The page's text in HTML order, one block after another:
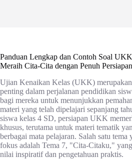
Panduan Lengkap dan Contoh Soal
Meraih Cita-Cita dengan Penuh Persiapan
Ujian Kenaikan Kelas (UKK) merupakan
penting dalam perjalanan pendidikan
bagi mereka untuk menunjukkan
materi yang telah dipelajari sepanjang
siswa kelas 4 SD, persiapan UKK
khusus, terutama untuk materi tematik
berbagai mata pelajaran. Salah satu tema
fokus adalah Tema 7, "Cita-Citaku,"
nilai inspiratif dan pengetahuan praktis.